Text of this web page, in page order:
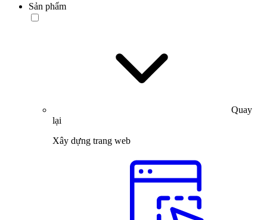
Sản phẩm
Quay
lại
Xây dựng trang web